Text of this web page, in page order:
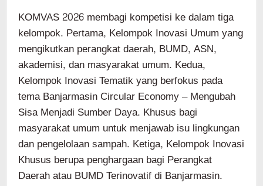
KOMVAS 2026 membagi kompetisi ke dalam tiga
kelompok. Pertama, Kelompok Inovasi Umum yang
mengikutkan perangkat daerah, BUMD, ASN,
akademisi, dan masyarakat umum. Kedua,
Kelompok Inovasi Tematik yang berfokus pada
tema Banjarmasin Circular Economy – Mengubah
Sisa Menjadi Sumber Daya. Khusus bagi
masyarakat umum untuk menjawab isu lingkungan
dan pengelolaan sampah. Ketiga, Kelompok Inovasi
Khusus berupa penghargaan bagi Perangkat
Daerah atau BUMD Terinovatif di Banjarmasin.